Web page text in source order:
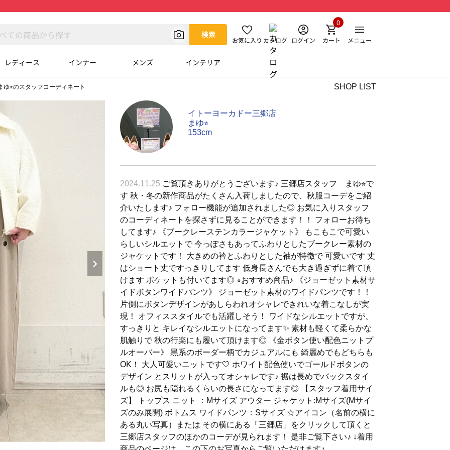
検索
お気に入り カタログ ログイン カート
0
メニュー
レディース インナー メンズ インテリア
ゆ⭐︎のスタッフコーディネート SHOP LIST
イトーヨーカドー三郷店
まゆ⭐︎
153cm
2024.11.25 ご覧頂きありがとうございます♪ 三郷店スタッフ まゆ⭐︎で
す 秋・冬の新作商品がたくさん入荷しましたので、秋服コーデをご紹
介いたします♪ フォロー機能が追加されました◎ お気に入りスタッフ
のコーディネートを探さずに見ることができます！！ フォローお待ち
してます♪ 《ブークレーステンカラージャケット》 もこもこで可愛い
らしいシルエットで 今っぽさもあってふわりとしたブークレー素材の
ジャケットです！ 大きめの衿とふわりとした袖が特徴で 可愛いです 丈
はショート丈ですっきりしてます 低身長さんでも大き過ぎずに着て頂
けます ポケットも付いてます◎ ⭐︎おすすめ商品♪ 《ジョーゼット素材サ
イドボタンワイドパンツ》 ジョーゼット素材のワイドパンツです！！
片側にボタンデザインがあしらわれオシャレできれいな着こなしが実
現！ オフィススタイルでも活躍しそう！ ワイドなシルエットですが、
すっきりと キレイなシルエットになってます✨ 素材も軽くて柔らかな
肌触りで 秋の行楽にも履いて頂けます◎ 《金ボタン使い配色ニットプ
ルオーバー》 黒系のボーダー柄でカジュアルにも 綺麗めでもどちらも
OK！ 大人可愛いニットです🤍 ホワイト配色使いでゴールドボタンの
デザイン とスリットが入ってオシャレです♪ 裾は長めでバックスタイ
ルも◎ お尻も隠れるくらいの長さになってます◎ 【スタッフ着用サイ
ズ】 トップス ニット ：Mサイズ アウター ジャケット:Mサイズ(Mサイ
ズのみ展開) ボトムス ワイドパンツ：Sサイズ ☆アイコン（名前の横に
ある丸い写真）または その横にある「三郷店」をクリックして頂くと
三郷店スタッフのほかのコーデが見られます！ 是非ご覧下さい♪ ↓着用